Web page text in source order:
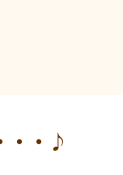
・・♪